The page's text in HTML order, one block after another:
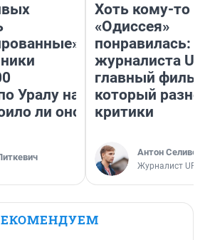
Уралу на
ли оно
Хоть кому-то
«Одиссея»
понравилась:
журналиста
главный
который
критики
Антон
Журналист